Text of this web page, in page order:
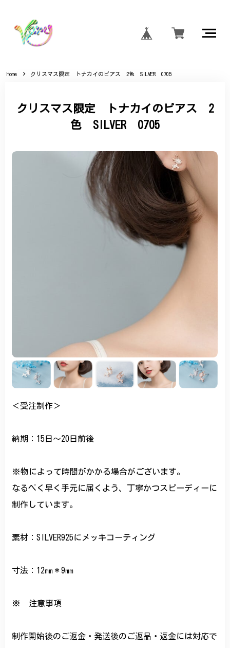
Home クリスマス限定 トナカイのピアス 2色 SILVER 0705
クリスマス限定 トナカイのピアス 2
色 SILVER 0705
＜受注制作＞
納期：15日～20日前後
※物によって時間がかかる場合がございます。
なるべく早く手元に届くよう、丁寧かつスピーディーに
制作しています。
素材：SILVER925にメッキコーティング
寸法：12㎜＊9㎜
※ 注意事項
制作開始後のご返金・発送後のご返品・返金には対応で